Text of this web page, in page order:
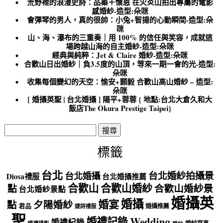
感婚紗-造型:朵咪
會彈琴的男人，真的很帥：小兔+智揚的心動瞬間-造型:朵
咪
山、海、瀑布的三重奏｜用 100% 的信任與笑容，成就這
場跨越山海的自主婚紗-造型:朵咪
經典與純粹：Jet & Claire 婚紗-造型:朵咪
合歡山日出婚紗｜負3.5度的山頂，等來一期一會的光-造型:
朵咪
收集每個變幻的天空：愉安+顥毅 合歡山高山婚紗 – 造型:
朵咪
[ 婚攝英聖 | 台北婚攝 ] 陽平+蓉蓉 { 地點:台北大倉久和大
飯店The Okura Prestige Taipei}
搜
尋
標籤
Diosa禮服 台北台北婚攝 台北婚攝推薦 台北婚紗拍攝景
點 台北婚紗景點 合歡山合歡山婚紗合歡山婚紗景
點 君品 夕陽婚紗 婕詩禮服 婚宴婚攝 婚攝推薦 婚攝英